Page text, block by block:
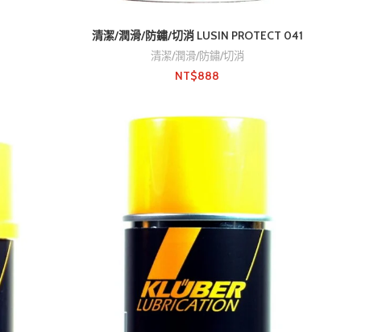
清潔/潤滑/防鏽/切消 LUSIN PROTECT 041
清潔/潤滑/防鏽/切消
NT$888